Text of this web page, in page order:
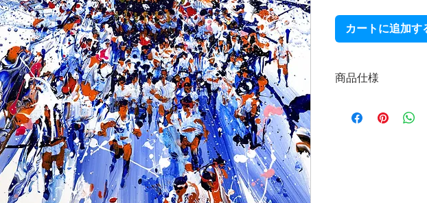
カートに追加す
商品仕様
麻100％のプリント